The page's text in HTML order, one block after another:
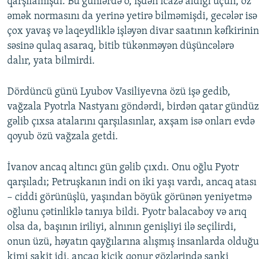
əmək normasını da yerinə yetirə bilməmişdi, gecələr isə
çox yavaş və laqeydliklə işləyən divar saatının kəfkirinin
səsinə qulaq asaraq, bitib tükənməyən düşüncələrə
dalır, yata bilmirdi.
Dördüncü günü Lyubov Vasiliyevna özü işə gedib,
vağzala Pyotrla Nastyanı göndərdi, birdən qatar gündüz
gəlib çıxsa atalarını qarşılasınlar, axşam isə onları evdə
qoyub özü vağzala getdi.
İvanov ancaq altıncı gün gəlib çıxdı. Onu oğlu Pyotr
qarşıladı; Petruşkanın indi on iki yaşı vardı, ancaq atası
– ciddi görünüşlü, yaşından böyük görünən yeniyetmə
oğlunu çətinliklə tanıya bildi. Pyotr balacaboy və arıq
olsa da, başının iriliyi, alnının genişliyi ilə seçilirdi,
onun üzü, həyatın qayğılarına alışmış insanlarda olduğu